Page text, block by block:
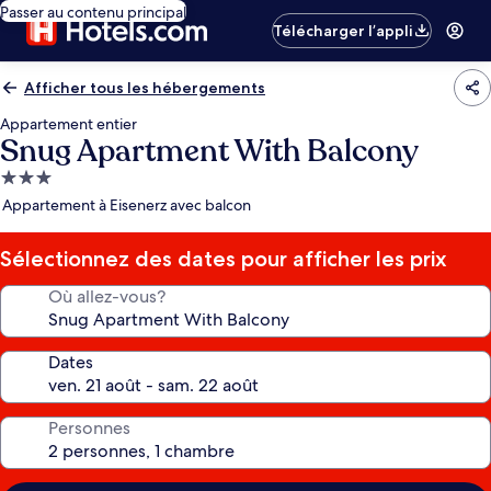
Passer au contenu principal
Télécharger l’appli
Afficher tous les hébergements
Appartement entier
Snug Apartment With Balcony
Hébergement
3.0 étoiles
Appartement à Eisenerz avec balcon
Sélectionnez des dates pour afficher les prix
Où allez-vous?
Dates
Personnes